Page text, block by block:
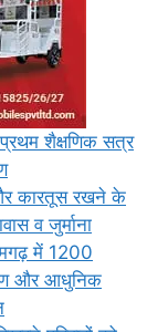
शैक्षणिक सत्र
कारतूस रखने के
व जुर्माना
में 1200
और आधुनिक